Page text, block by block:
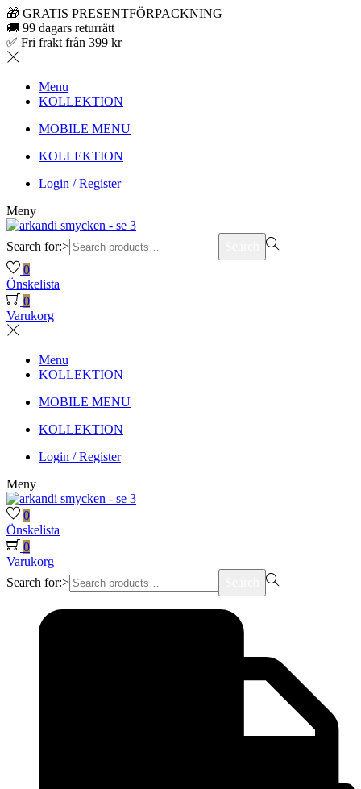
🎁 GRATIS PRESENTFÖRPACKNING
🚚 99 dagars returrätt
✅ Fri frakt från 399 kr
Menu
KOLLEKTION
MOBILE MENU
KOLLEKTION
Login / Register
Meny
Search for:>
0
Önskelista
0
Varukorg
Menu
KOLLEKTION
MOBILE MENU
KOLLEKTION
Login / Register
Meny
0
Önskelista
0
Varukorg
Search for:>